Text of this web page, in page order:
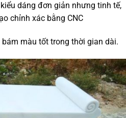
dáng đơn giản nhưng tinh tế,
chỉnh xác bằng CNC
màu tốt trong thời gian dài.